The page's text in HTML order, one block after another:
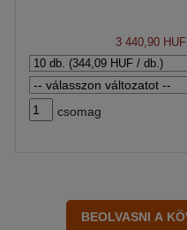
3 440,90 HUF
csomag